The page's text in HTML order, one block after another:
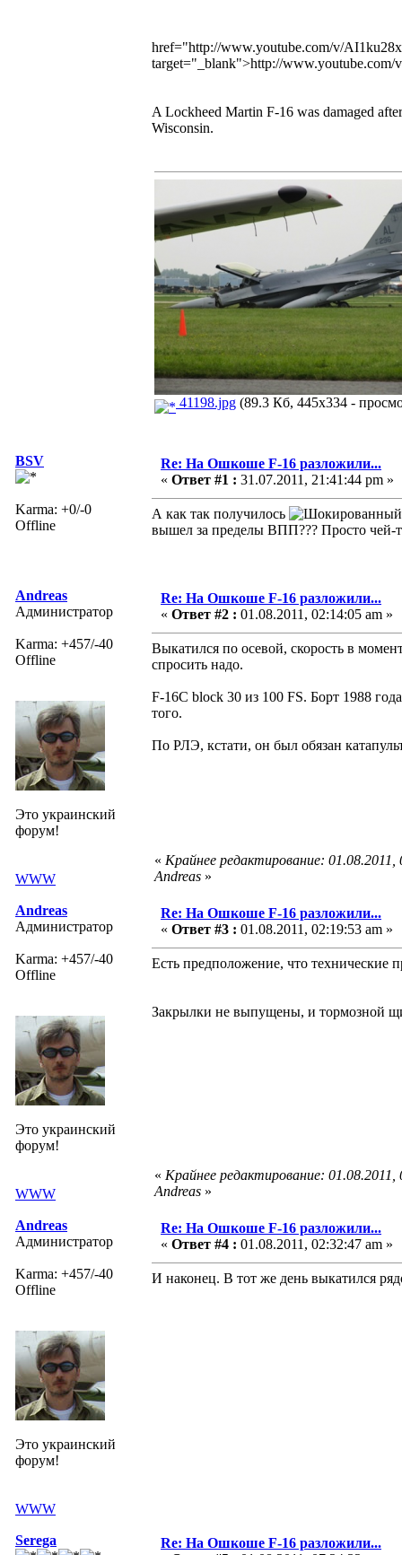
href="http://www.youtube.com/v/
target="_blank">http://
A Lockheed Martin F-16 was damaged
Wisconsin.
41198.jpg (89.3 Кб, 445x334 -
BSV
Karma: +0/-0
Offline
Re: На Ошкоше F-16 разложили...
« Ответ #1 : 31.07.2011, 21:41:44 pm »
А как так получилось
вышел за пределы ВПП??? Просто чей-
Andreas
Администратор
Karma: +457/-40
Offline
Это украинский
форум!
WWW
Re: На Ошкоше F-16 разложили...
« Ответ #2 : 01.08.2011, 02:14:05 am »
Выкатился по осевой, скорость в
спросить надо.
F-16C block 30 из 100 FS. Борт 1988
того.
По РЛЭ, кстати, он был обязан
« Крайнее редактирование:
Andreas »
Andreas
Администратор
Karma: +457/-40
Offline
Это украинский
форум!
WWW
Re: На Ошкоше F-16 разложили...
« Ответ #3 : 01.08.2011, 02:19:53 am »
Есть предположение, что технические
Закрылки не выпущены, и тормозной
« Крайнее редактирование:
Andreas »
Andreas
Администратор
Karma: +457/-40
Offline
Это украинский
форум!
WWW
Re: На Ошкоше F-16 разложили...
« Ответ #4 : 01.08.2011, 02:32:47 am »
И наконец. В тот же день выкатился
Serega
Re: На Ошкоше F-16 разложили...